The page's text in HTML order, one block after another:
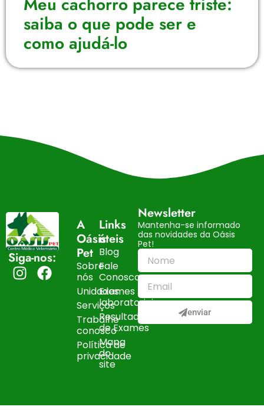
saiba o que pode ser e
como ajudá-lo
Siga-nos:
A
Oásis
Pet
Sobre
nós
Unidades
Serviços
Trabalhe
conosco
Política de
privacidade
Links
úteis
Blog
Fale
Conosco
Exames
laboratoriais
Resultados
de Exames
Mapa
do
site
Newsletter
Mantenha-se informado
das novidades da Oásis
Pet!
enviar